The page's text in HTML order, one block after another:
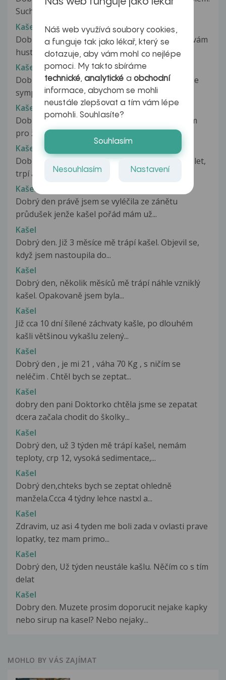
Suchý dráždivý kašel mě...
Kašel
Dobrý den,již 2 týdny mě trápí kašel.Ráno vyšlávám
hustý hlen a má hořkou příchut.Byl...
Kašel
Dobrý den, chtěla jsem se zeptat, zda bych podle
symptomů mohla mít Koronavirus....
Kašel
Dobrý den,je mi 27, od loňského května se léčím
pro žaludeční reflux, absolvoval...
Kašel
Dobrý den, můj dotaz se týká mé matky. Je jí 45 let,
trpí astmaten na který...
Kašel
Dobrý den právě jsem se vyléčila ze zánětu
průdušek jenže kašel pořád mám už...
Kašel
Dobrý den. Již 3 měsíce mě trápí kašel. Objevil se,
když jsem nastoupila do...
Kašel
Dobrý den, několik měsíců mě trápí náhle vzniklý
kašel. Opakovaně jsem byla...
Kašel
Již cca 10 dní šílené záchvaty kašle, po dlouhém
kašli většinou vykašlu zelený...
Kašel
Dobrý den , je mi 21 , váha 70 Kg , s ničím se
neléčim . Chtěl bych se zeptat...
Kašel
dobry den pani Doktorko chtěla jsme se zepatat
dcera začala chodit do školky...
Kašel
Dobrý den, už 3 týden mě trápí kašel, nemám
teploty, crp 12, vysoká sedimentace,...
Kašel
Dobrý den,chteks bych se zeptat ohledně
manžela.Ccca 4 týdny lehce nastxl a...
Kašel
Zdravim, uz asi 4 tyden me boli zada v ovlasti prave
lopatky, tez mam primo...
Kašel
Dobrý den, Už týden neustále kašlu. Něčím co s tím
delat
Kašel
Dobry den. Muzete prosim doporucit nejake kapky
nebo sirup na kasel? Nebo nejaky...
MOHLO BY VÁS ZAJÍMAT
Náš web využívá soubory cookies,
a funguje tak jako lékař, který se
dotazuje, aby vám mohl co nejlépe
pomoci. My takto sbíráme
technické,analytické a obchodní
informace, abychom se mohli
neustále zlepšovat a tím vám lépe
pomohli. Souhlasíte?
Souhlasím
Nesouhlasím Nastavení